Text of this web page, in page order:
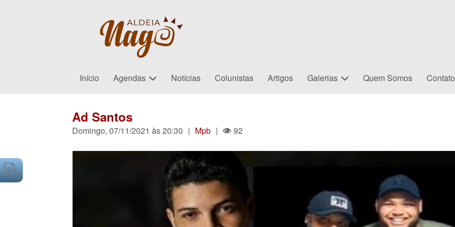
Início Agendas Notícias Colunistas Artigos Galerias Quem Somos Contato
Ad Santos
Domingo, 07/11/2021 às 20:30 | Mpb | 92